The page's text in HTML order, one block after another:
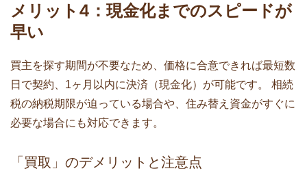
メリット4：現金化までのスピードが
早い
買主を探す期間が不要なため、価格に合意できれば最短数
日で契約、1ヶ月以内に決済（現金化）が可能です。 相続
税の納税期限が迫っている場合や、住み替え資金がすぐに
必要な場合にも対応できます。
「買取」のデメリットと注意点